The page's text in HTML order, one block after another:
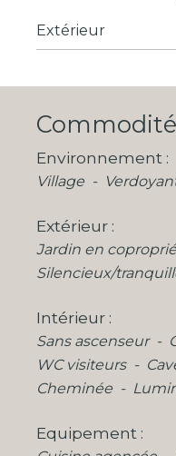
Extérieur
Environnement
Village
Extérieur
Jardin en
Silencieux/
Intérieur
Sans ascenseur
WC visiteurs
Cheminée
Equipement